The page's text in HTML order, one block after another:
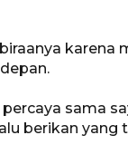
karena
sama
berikan yang